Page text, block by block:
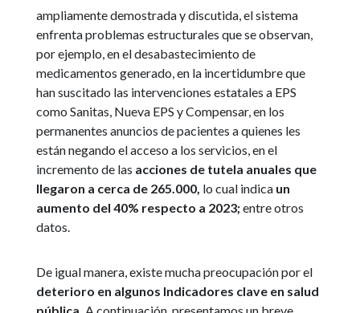
ampliamente demostrada y discutida, el sistema
enfrenta problemas estructurales que se observan,
por ejemplo, en el desabastecimiento de
medicamentos generado, en la incertidumbre que
han suscitado las intervenciones estatales a EPS
como Sanitas, Nueva EPS y Compensar, en los
permanentes anuncios de pacientes a quienes les
están negando el acceso a los servicios, en el
incremento de las acciones de tutela anuales que
llegaron a cerca de 265.000, lo cual indicaun
aumento del 40% respecto a 2023;entre otros
datos.
De igual manera, existe mucha preocupación por el
deterioro en algunos Indicadores clave en salud